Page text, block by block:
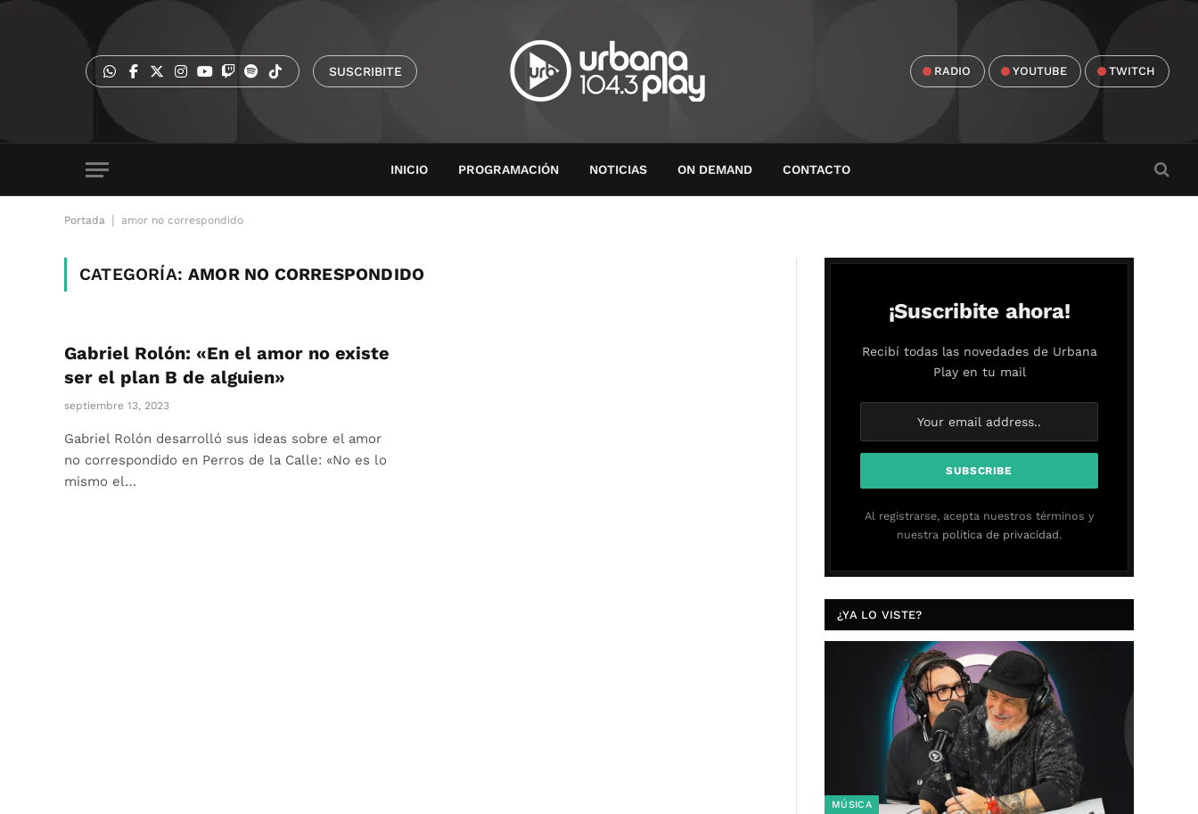
SUSCRIBITE RADIO YOUTUBE TWITCH
INICIO PROGRAMACIÓN NOTICIAS ON DEMAND CONTACTO
Portada amor no correspondido
CATEGORÍA:AMOR NO CORRESPONDIDO
Gabriel Rolón: «En el amor no existe
ser el plan B de alguien»
septiembre 13, 2023
Gabriel Rolón desarrolló sus ideas sobre el amor
no correspondido en Perros de la Calle: «No es lo
mismo el…
¡Suscribite ahora!
Recibí todas las novedades de Urbana
Play en tu mail
Al registrarse, acepta nuestros términos y
nuestra política de privacidad.
¿YA LO VISTE?
MÚSICA